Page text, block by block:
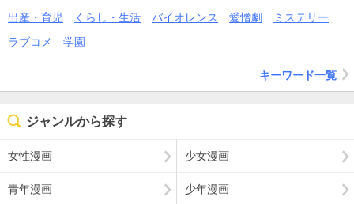
出産・育児 くらし・生活 バイオレンス 愛憎劇
ミステリー
ラブコメ
学園
キーワード一覧
ジャンルから探す
女性漫画 少女漫画
青年漫画 少年漫画